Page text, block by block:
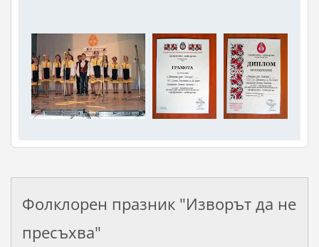
Фолклорен празник "Изворът да не
пресъхва"